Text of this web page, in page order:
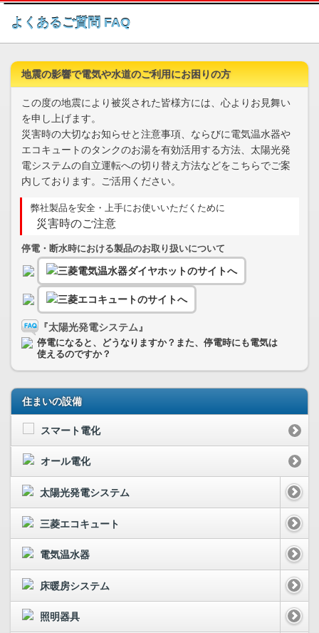
このページの本文へ
よくあるご質問 FAQ
地震の影響で電気や水道のご利用にお困りの方
この度の地震により被災された皆様方には、心よりお見舞い
を申し上げます。
災害時の大切なお知らせと注意事項、ならびに電気温水器や
エコキュートのタンクのお湯を有効活用する方法、太陽光発
電システムの自立運転への切り替え方法などをこちらでご案
内しております。ご活用ください。
弊社製品を安全・上手にお使いいただくために
災害時のご注意
停電・断水時における製品のお取り扱いについて
『太陽光発電システム』
停電になると、どうなりますか？また、停電時にも電気は
使えるのですか？
住まいの設備
スマート電化
オール電化
太陽光発電システム
三菱エコキュート
電気温水器
床暖房システム
照明器具